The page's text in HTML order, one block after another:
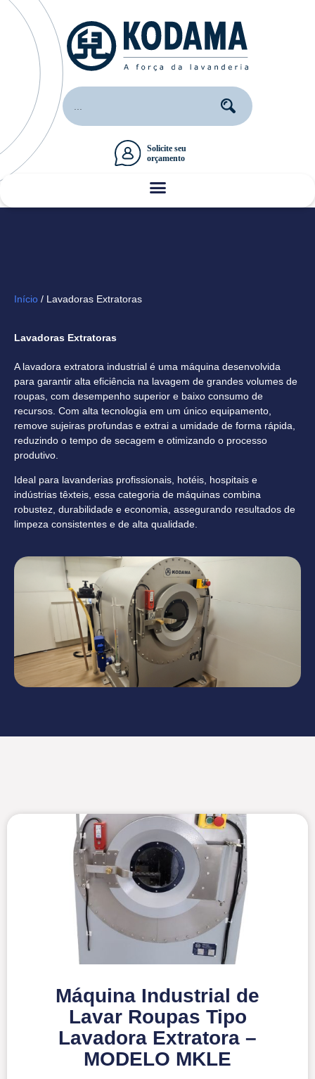
Início / Lavadoras Extratoras
Lavadoras Extratoras
A lavadora extratora industrial é uma máquina desenvolvida
para garantir alta eficiência na lavagem de grandes volumes de
roupas, com desempenho superior e baixo consumo de
recursos. Com alta tecnologia em um único equipamento,
remove sujeiras profundas e extrai a umidade de forma rápida,
reduzindo o tempo de secagem e otimizando o processo
produtivo.
Ideal para lavanderias profissionais, hotéis, hospitais e
indústrias têxteis, essa categoria de máquinas combina
robustez, durabilidade e economia, assegurando resultados de
limpeza consistentes e de alta qualidade.
Máquina Industrial de
Lavar Roupas Tipo
Lavadora Extratora –
MODELO MKLE